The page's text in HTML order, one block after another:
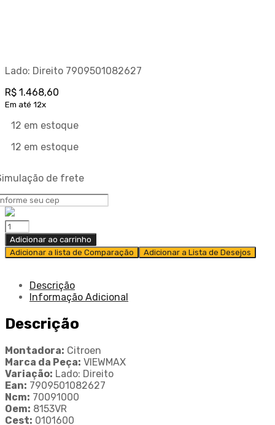
Lado: Direito 7909501082627
R$ 1.468,60
Em até 12x
12 em estoque
12 em estoque
de frete
Adicionar ao carrinho
Adicionar a lista de Comparação
Adicionar a Lista de Desejos
Descrição
Informação Adicional
Descrição
Montadora: Citroen
Marca da Peça: VIEWMAX
Variação: Lado: Direito
Ean: 7909501082627
Ncm: 70091000
Oem: 8153VR
Cest: 0101600